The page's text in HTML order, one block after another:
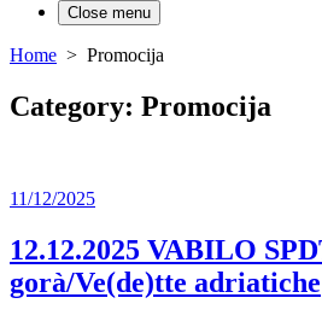
Close menu
Home > Promocija
Category: Promocija
11/12/2025
12.12.2025 VABILO
gorà/Ve(de)tte adriatiche